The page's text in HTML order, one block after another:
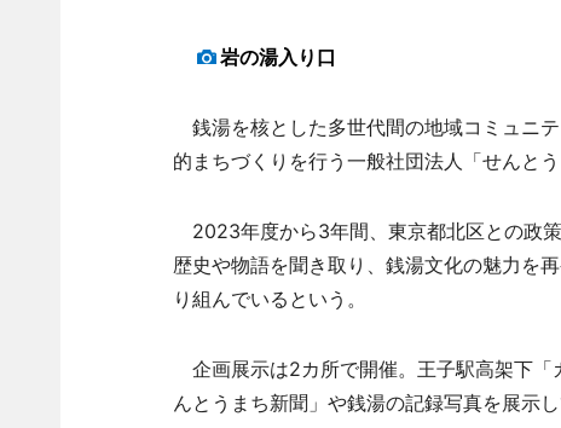
岩の湯入り口
銭湯を核とした多世代間の地域コミュニ
的まちづくりを行う一般社団法人「せんとう
2023年度から3年間、東京都北区との政
歴史や物語を聞き取り、銭湯文化の魅力を
り組んでいるという。
企画展示は2カ所で開催。王子駅高架下「
んとうまち新聞」や銭湯の記録写真を展示し